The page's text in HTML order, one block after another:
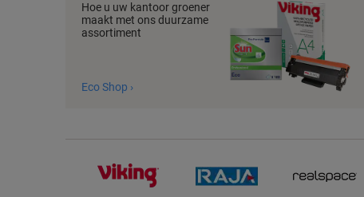
Hoe u uw kantoor groener
maakt met ons duurzame
assortiment
Eco Shop ›